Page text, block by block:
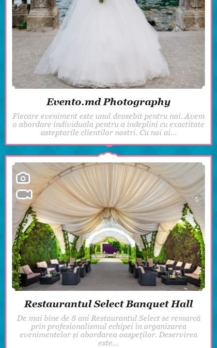
Evento.md Photography
Fiecare eveniment este unul deosebit pentru noi. Avem
o abordare individuala pentru a indeplini cu exactitate
asteptarile clientilor nostri. Cu noi ai…
Restaurantul Select Banquet Hall
De mai bine de 8 ani Restaurantul Select se remarcă
prin profesionalismul echipei în organizarea
evenimentelor și abordarea oaspeților. Deservirea
este…